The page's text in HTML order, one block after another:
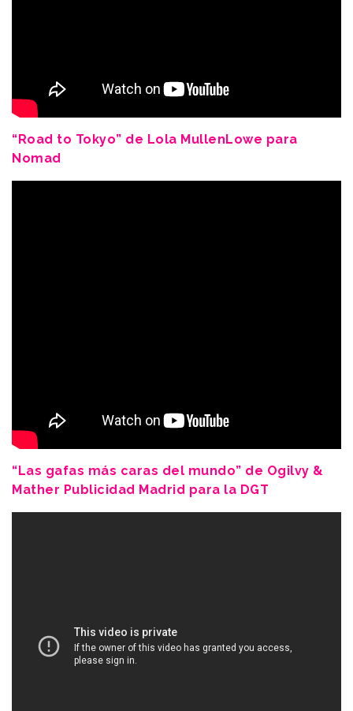
“Road to Tokyo” de Lola MullenLowe para
Nomad
“Las gafas más caras del mundo” de Ogilvy &
Mather Publicidad Madrid para la DGT